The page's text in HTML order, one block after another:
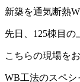
新築を通気断熱
先日、125棟目の
こちらの現場を
WB工法のスペシ